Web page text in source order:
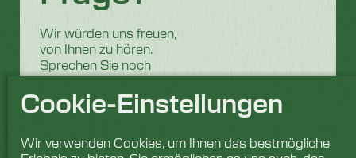
Cookie-Einstellungen
Wir verwenden Cookies, um Ihnen das bestmögliche
Wir würden uns freuen,
von Ihnen zu hören.
Sprechen Sie noch
heute mit unserem
Team.
Erkundigen Sie sich jetzt